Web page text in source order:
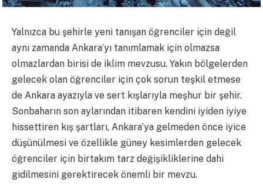
Yalnızca bu şehirle yeni tanışan öğrenciler için değil
aynı zamanda Ankara’yı tanımlamak için olmazsa
olmazlardan birisi de iklim mevzusu. Yakın bölgelerden
gelecek olan öğrenciler için çok sorun teşkil etmese
de Ankara ayazıyla ve sert kışlarıyla meşhur bir şehir.
Sonbaharın son aylarından itibaren kendini iyiden iyiye
hissettiren kış şartları, Ankara’ya gelmeden önce iyice
düşünülmesi ve özellikle güney kesimlerden gelecek
öğrenciler için birtakım tarz değişikliklerine dahi
gidilmesini gerektirecek önemli bir mevzu.